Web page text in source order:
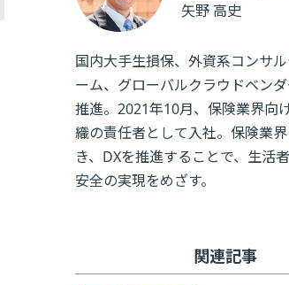
矢野 高史
国内大手生損保、外資系コンサ
ーム、グローバルクラウドベン
推進。2021年10月、保険業界向
織の責任者として入社。保険業
き、DXを推進することで、生活
安全の実現をめざす。
関連記事